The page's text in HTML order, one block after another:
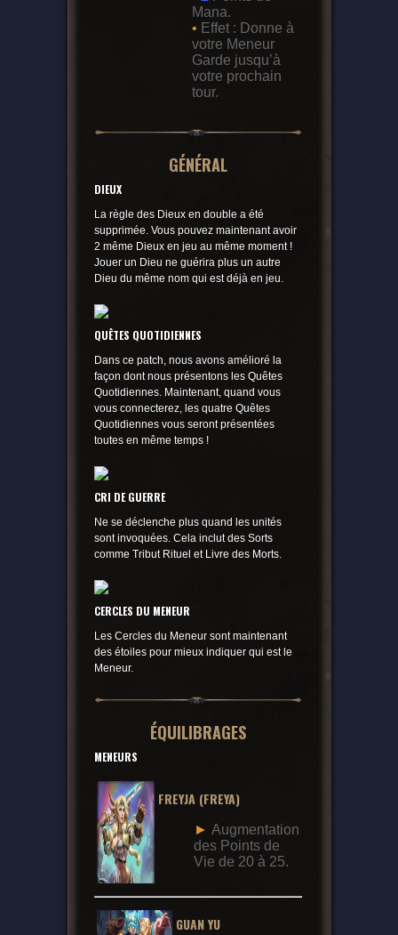
Mana.
• Effet : Donne à
votre Meneur
Garde jusqu’à
votre prochain
tour.
GÉNÉRAL
DIEUX
La règle des Dieux en double a été
supprimée. Vous pouvez maintenant avoir
2 même Dieux en jeu au même moment !
Jouer un Dieu ne guérira plus un autre
Dieu du même nom qui est déjà en jeu.
QUÊTES QUOTIDIENNES
Dans ce patch, nous avons amélioré la
façon dont nous présentons les Quêtes
Quotidiennes. Maintenant, quand vous
vous connecterez, les quatre Quêtes
Quotidiennes vous seront présentées
toutes en même temps !
CRI DE GUERRE
Ne se déclenche plus quand les unités
sont invoquées. Cela inclut des Sorts
comme Tribut Rituel et Livre des Morts.
CERCLES DU MENEUR
Les Cercles du Meneur sont maintenant
des étoiles pour mieux indiquer qui est le
Meneur.
ÉQUILIBRAGES
MENEURS
FREYJA (FREYA)
► Augmentation
des Points de
Vie de 20 à 25.
GUAN YU